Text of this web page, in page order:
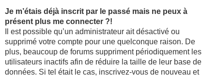
Je m’étais déjà inscrit par le passé mais ne peux à
présent plus me connecter ?!
Il est possible qu’un administrateur ait désactivé ou
supprimé votre compte pour une quelconque raison. De
plus, beaucoup de forums suppriment périodiquement les
utilisateurs inactifs afin de réduire la taille de leur base de
données. Si tel était le cas, inscrivez-vous de nouveau et